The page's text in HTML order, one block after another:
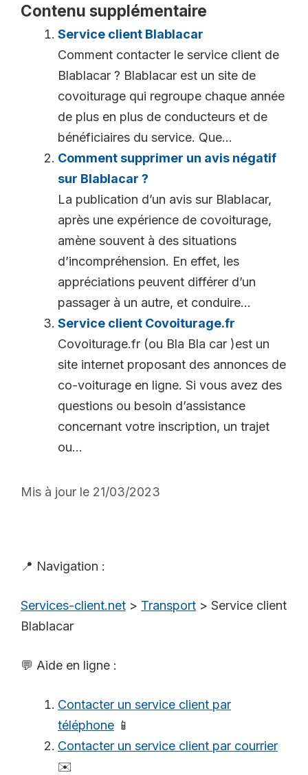
Contenu supplémentaire
Service client Blablacar
Comment contacter le service client de
Blablacar ? Blablacar est un site de
covoiturage qui regroupe chaque année
de plus en plus de conducteurs et de
bénéficiaires du service. Que...
Comment supprimer un avis négatif
sur Blablacar ?
La publication d’un avis sur Blablacar,
après une expérience de covoiturage,
amène souvent à des situations
d’incompréhension. En effet, les
appréciations peuvent différer d’un
passager à un autre, et conduire...
Service client Covoiturage.fr
Covoiturage.fr (ou Bla Bla car )est un
site internet proposant des annonces de
co-voiturage en ligne. Si vous avez des
questions ou besoin d’assistance
concernant votre inscription, un trajet
ou...
Mis à jour le 21/03/2023
📍 Navigation :
Services-client.net > Transport > Service client
Blablacar
💬 Aide en ligne :
Contacter un service client par
téléphone 📱
Contacter un service client par courrier
✉️